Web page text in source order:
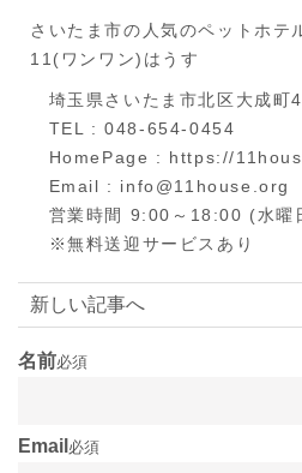
さいたま市の人気のペットホテ
11(ワンワン)はうす
埼玉県さいたま市北区大成町
TEL : 048-654-0454
HomePage : https://
Email : info@11house.org
営業時間 9:00～18:00 (水曜
※無料送迎サービスあり
新しい記事へ
名前必須
Email 必須